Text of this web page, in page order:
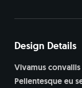
Design Details
Vivamus
Pellentesque eu